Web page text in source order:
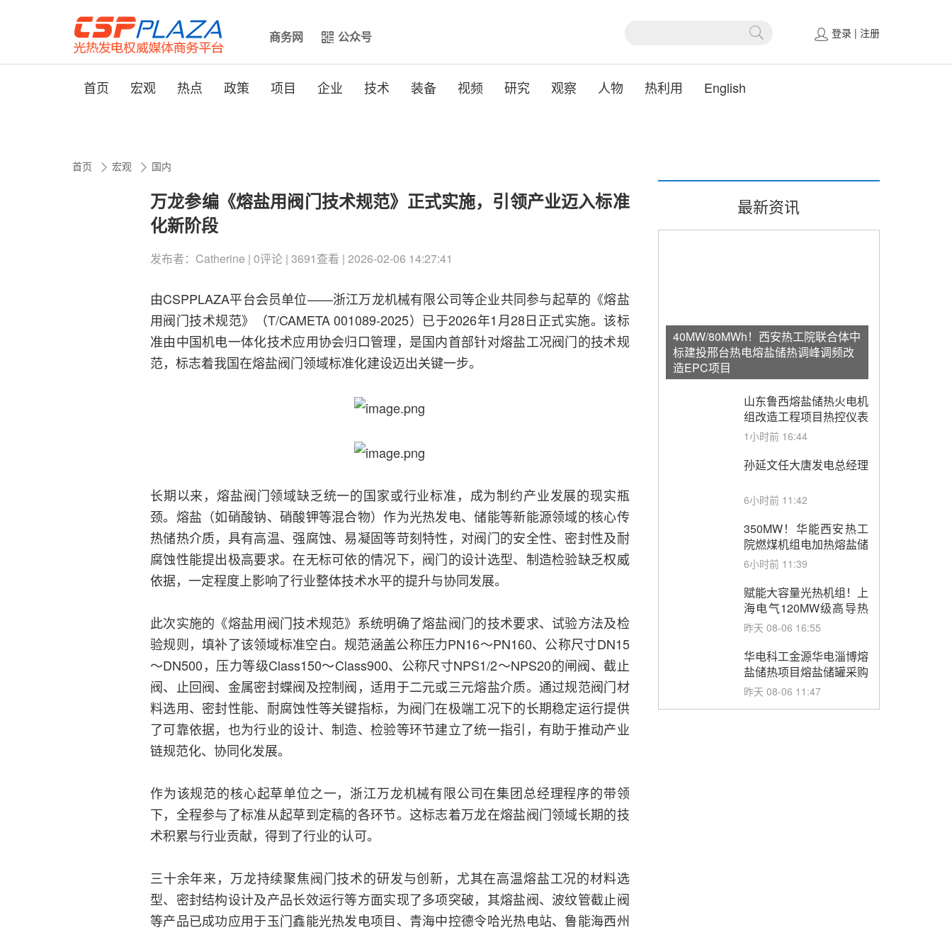
商务网 公众号 登录 | 注册
首页 宏观 热点 政策 项目 企业 技术 装备 视频 研究 观察 人物 热利用 English
首页 宏观 国内
万龙参编《熔盐用阀门技术规范》正式实施，引领产业迈入标准
化新阶段
发布者：Catherine | 0评论 | 3691查看 | 2026-02-06 14:27:41
由CSPPLAZA平台会员单位——浙江万龙机械有限公司等企业共同参与起草的《熔盐
用阀门技术规范》（T/CAMETA 001089-2025）已于2026年1月28日正式实施。该标
准由中国机电一体化技术应用协会归口管理，是国内首部针对熔盐工况阀门的技术规
范，标志着我国在熔盐阀门领域标准化建设迈出关键一步。
长期以来，熔盐阀门领域缺乏统一的国家或行业标准，成为制约产业发展的现实瓶
颈。熔盐（如硝酸钠、硝酸钾等混合物）作为光热发电、储能等新能源领域的核心传
热储热介质，具有高温、强腐蚀、易凝固等苛刻特性，对阀门的安全性、密封性及耐
腐蚀性能提出极高要求。在无标可依的情况下，阀门的设计选型、制造检验缺乏权威
依据，一定程度上影响了行业整体技术水平的提升与协同发展。
此次实施的《熔盐用阀门技术规范》系统明确了熔盐阀门的技术要求、试验方法及检
验规则，填补了该领域标准空白。规范涵盖公称压力PN16～PN160、公称尺寸DN15
～DN500，压力等级Class150～Class900、公称尺寸NPS1/2～NPS20的闸阀、截止
阀、止回阀、金属密封蝶阀及控制阀，适用于二元或三元熔盐介质。通过规范阀门材
料选用、密封性能、耐腐蚀性等关键指标，为阀门在极端工况下的长期稳定运行提供
了可靠依据，也为行业的设计、制造、检验等环节建立了统一指引，有助于推动产业
链规范化、协同化发展。
作为该规范的核心起草单位之一，浙江万龙机械有限公司在集团总经理程序的带领
下，全程参与了标准从起草到定稿的各环节。这标志着万龙在熔盐阀门领域长期的技
术积累与行业贡献，得到了行业的认可。
三十余年来，万龙持续聚焦阀门技术的研发与创新，尤其在高温熔盐工况的材料选
型、密封结构设计及产品长效运行等方面实现了多项突破，其熔盐阀、波纹管截止阀
等产品已成功应用于玉门鑫能光热发电项目、青海中控德令哈光热电站、鲁能海西州
最新资讯
40MW/80MWh！西安热工院联合体中
标建投邢台热电熔盐储热调峰调频改
造EPC项目
山东鲁西熔盐储热火电机
组改造工程项目热控仪表
成套设备采购
1小时前 16:44
孙延文任大唐发电总经理
6小时前 11:42
350MW！华能西安热工
院燃煤机组电加热熔盐储
能提升机组灵活性改造项
务采购
6小时前 11:39
赋能大容量光热机组！上
海电气120MW级高导热
空冷发电机通过型式试验
昨天 08-06 16:55
华电科工金源华电淄博熔
盐储热项目熔盐储罐采购
昨天 08-06 11:47